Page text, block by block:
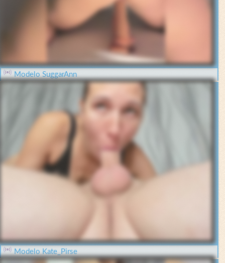
Modelo SuggarAnn
Modelo Kate_Pirse